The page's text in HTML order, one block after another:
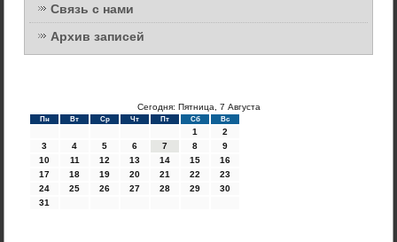
Связь с нами
Архив записей
Сегодня: Пятница, 7 Августа
Пн Вт Ср Чт Пт Сб Вс
1
2
3
4 5 6 7 8
9
10
11 12 13 14 15
16
17
18 19 20 21 22
23
24
25 26 27 28 29
30
31